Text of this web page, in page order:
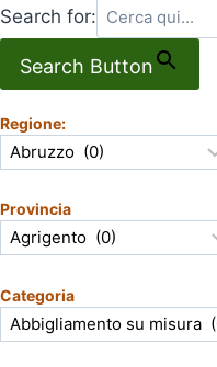
Search for:
Search Button
Regione:
Provincia
Categoria